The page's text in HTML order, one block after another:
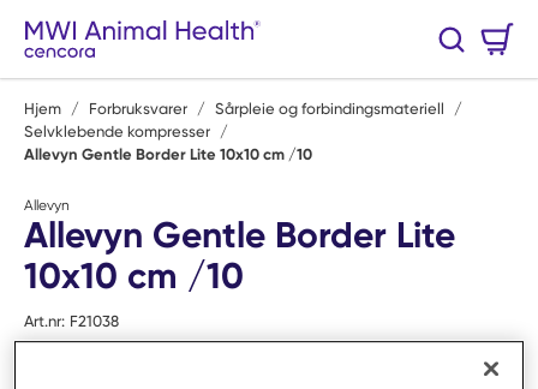
Hopp til hovedinnhold
Søk
Hjem / Forbruksvarer / Sårpleie og forbindingsmateriell
/
Selvklebende kompresser /
Allevyn Gentle Border Lite 10x10 cm /10
Allevyn
Allevyn Gentle Border Lite
10x10 cm /10
Art.nr: F21038